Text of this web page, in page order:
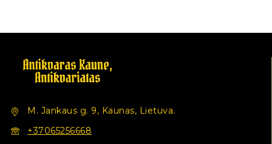
M. Jankaus g. 9, Kaunas, Lietuva.
+37065256668